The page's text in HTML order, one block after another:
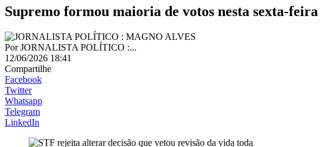
Supremo formou maioria de votos nesta sexta-
PorJORNALISTA POLÍTICO :...
12/06/2026 18:41
Compartilhe
Facebook
Twitter
Whatsapp
Telegram
LinkedIn